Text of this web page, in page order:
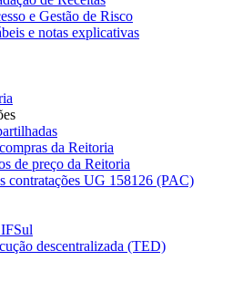
e Gestão de Risco
e notas explicativas
da Reitoria
de preço da Reitoria
contratações UG 158126 (PAC)
descentralizada (TED)